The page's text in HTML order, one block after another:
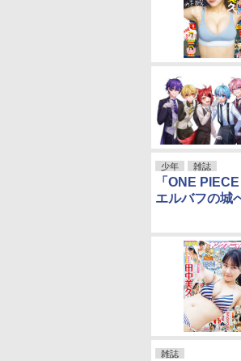
少年 雑誌
「ONE
エルバフの城
雑誌